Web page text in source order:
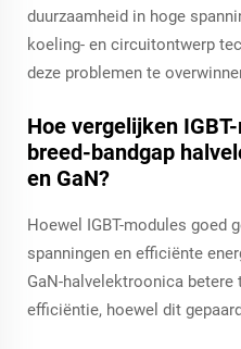
duurzaamheid in hoge
koeling- en circuitontwerp
deze problemen te
Hoe vergelijken
breed-bandgap
en GaN?
Hoewel IGBT-modules goed
spanningen en efficiënte
GaN-halvelektroonica
efficiëntie, hoewel dit